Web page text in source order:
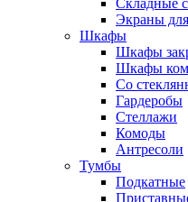
Складные
Экраны
Шкафы
Шкафы
Шкафы
Со
Гардеробы
Стеллажи
Комоды
Антресоли
Тумбы
Подкатные